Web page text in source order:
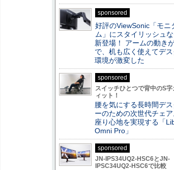
sponsored
好評のViewSonic「モニ
ム」にスタイリッシュ
新登場！ アームの動き
で、机も広く使えてデ
環境が激変した
sponsored
スイッチひとつで背中のS字
ィット！
腰を気にする長時間デ
ーのための次世代チェ
座り心地を実現する「
Omni Pro」
sponsored
JN-IPS34UQ2-HSC6とJN-
IPSC34UQ2-HSC6で比較